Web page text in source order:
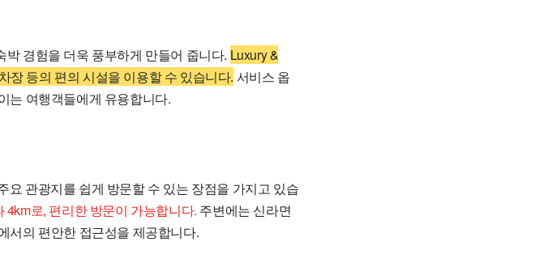
경험을 더욱 풍부하게 만들어 줍니다. Luxury &
장 등의 편의 시설을 이용할 수 있습니다. 서비스 옵
는 여행객들에게 유용합니다.
요 관광지를 쉽게 방문할 수 있는 장점을 가지고 있습
로, 편리한 방문이 가능합니다. 주변에는 신라면
서의 편안한 접근성을 제공합니다.